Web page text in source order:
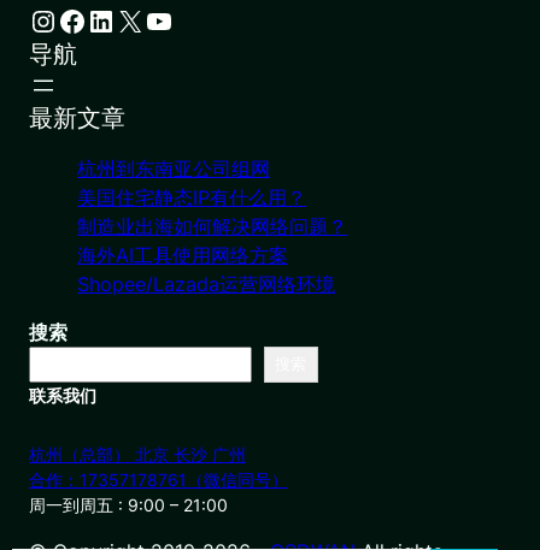
Instagram Facebook LinkedIn X YouTube
导航
最新文章
杭州到东南亚公司组网
美国住宅静态IP有什么用？
制造业出海如何解决网络问题？
海外AI工具使用网络方案
Shopee/Lazada运营网络环境
搜索
联系我们
杭州（总部） 北京 长沙 广州
合作：17357178761（微信同号）
周一到周五 : 9:00 – 21:00